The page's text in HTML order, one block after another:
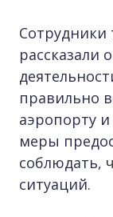
рассказали
правильно
аэропорту
меры
соблюдать,
ситуаций.